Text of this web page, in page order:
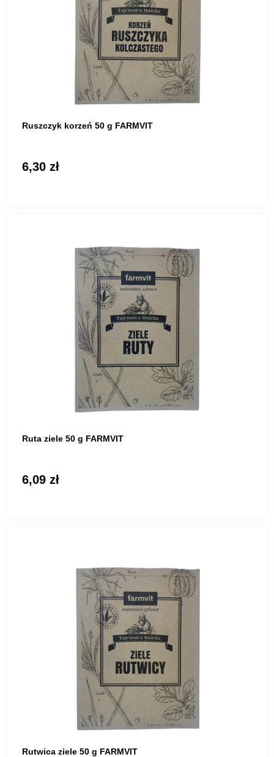
Ruszczyk korzeń 50 g FARMVIT
6,30 zł
Ruta ziele 50 g FARMVIT
6,09 zł
Rutwica ziele 50 g FARMVIT